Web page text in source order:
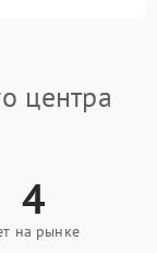
центра
4
на рынке